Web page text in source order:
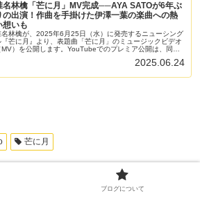
名林檎「芒に月」MV完成──AYA SATOが6年ぶ
の出演！作曲を手掛けた伊澤一葉の楽曲への熱
想いも
名林檎が、2025年6月25日（水）に発売するニューシング
『芒に月』より、表題曲「芒に月」のミュージックビデオ
MV）を公開します。YouTubeでのプレミア公開は、同日
2025.06.24
芒に月
ブログについて